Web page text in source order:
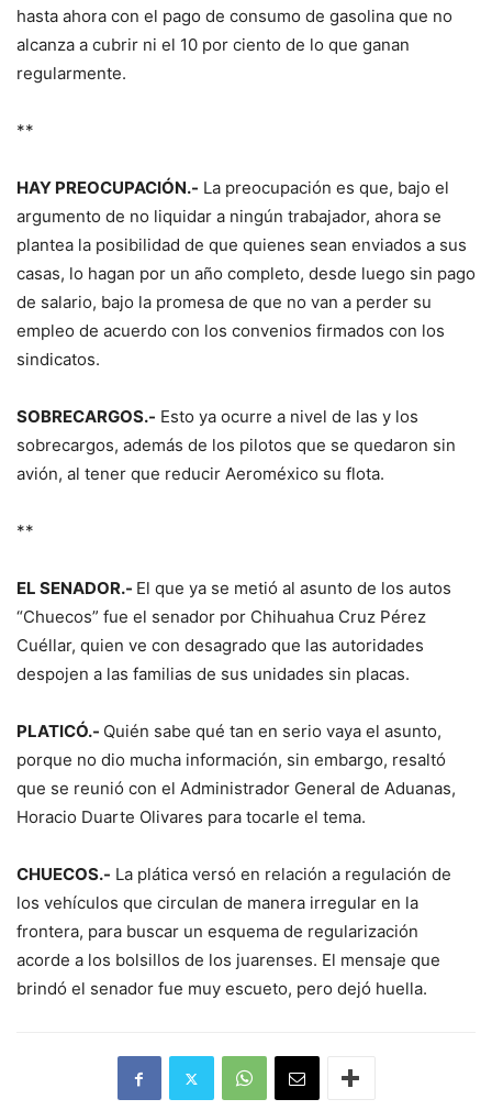
hasta ahora con el pago de consumo de gasolina que no
alcanza a cubrir ni el 10 por ciento de lo que ganan
regularmente.
**
HAY PREOCUPACIÓN.- La preocupación es que, bajo el
argumento de no liquidar a ningún trabajador, ahora se
plantea la posibilidad de que quienes sean enviados a sus
casas, lo hagan por un año completo, desde luego sin pago
de salario, bajo la promesa de que no van a perder su
empleo de acuerdo con los convenios firmados con los
sindicatos.
SOBRECARGOS.- Esto ya ocurre a nivel de las y los
sobrecargos, además de los pilotos que se quedaron sin
avión, al tener que reducir Aeroméxico su flota.
**
EL SENADOR.- El que ya se metió al asunto de los autos
“Chuecos” fue el senador por Chihuahua Cruz Pérez
Cuéllar, quien ve con desagrado que las autoridades
despojen a las familias de sus unidades sin placas.
PLATICÓ.- Quién sabe qué tan en serio vaya el asunto,
porque no dio mucha información, sin embargo, resaltó
que se reunió con el Administrador General de Aduanas,
Horacio Duarte Olivares para tocarle el tema.
CHUECOS.- La plática versó en relación a regulación de
los vehículos que circulan de manera irregular en la
frontera, para buscar un esquema de regularización
acorde a los bolsillos de los juarenses. El mensaje que
brindó el senador fue muy escueto, pero dejó huella.